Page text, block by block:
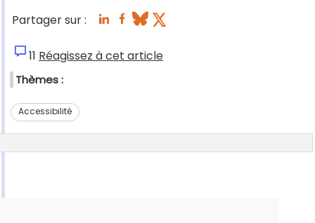
Partager sur :
11 Réagissez à cet article
Thèmes :
Accessibilité